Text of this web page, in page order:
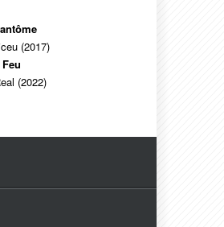
(2017)
(2022)